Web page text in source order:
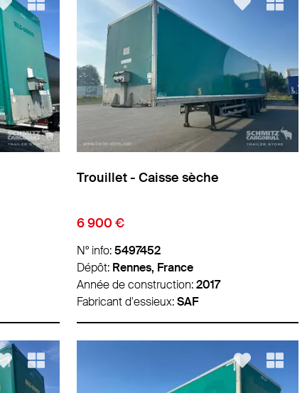
Trouillet - Caisse sèche
6 900 €
N° info:5497452
Dépôt: Rennes, France
Année de construction:2017
Fabricant d'essieux:SAF